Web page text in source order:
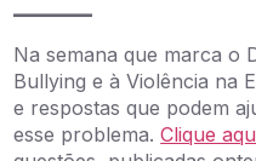
Na semana que marca o
Bullying e à Violência na
e respostas que podem
esse problema.Clique